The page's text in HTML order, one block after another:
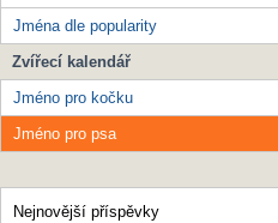
Jména dle popularity
Zvířecí kalendář
Jméno pro kočku
Jméno pro psa
Nejnovější příspěvky